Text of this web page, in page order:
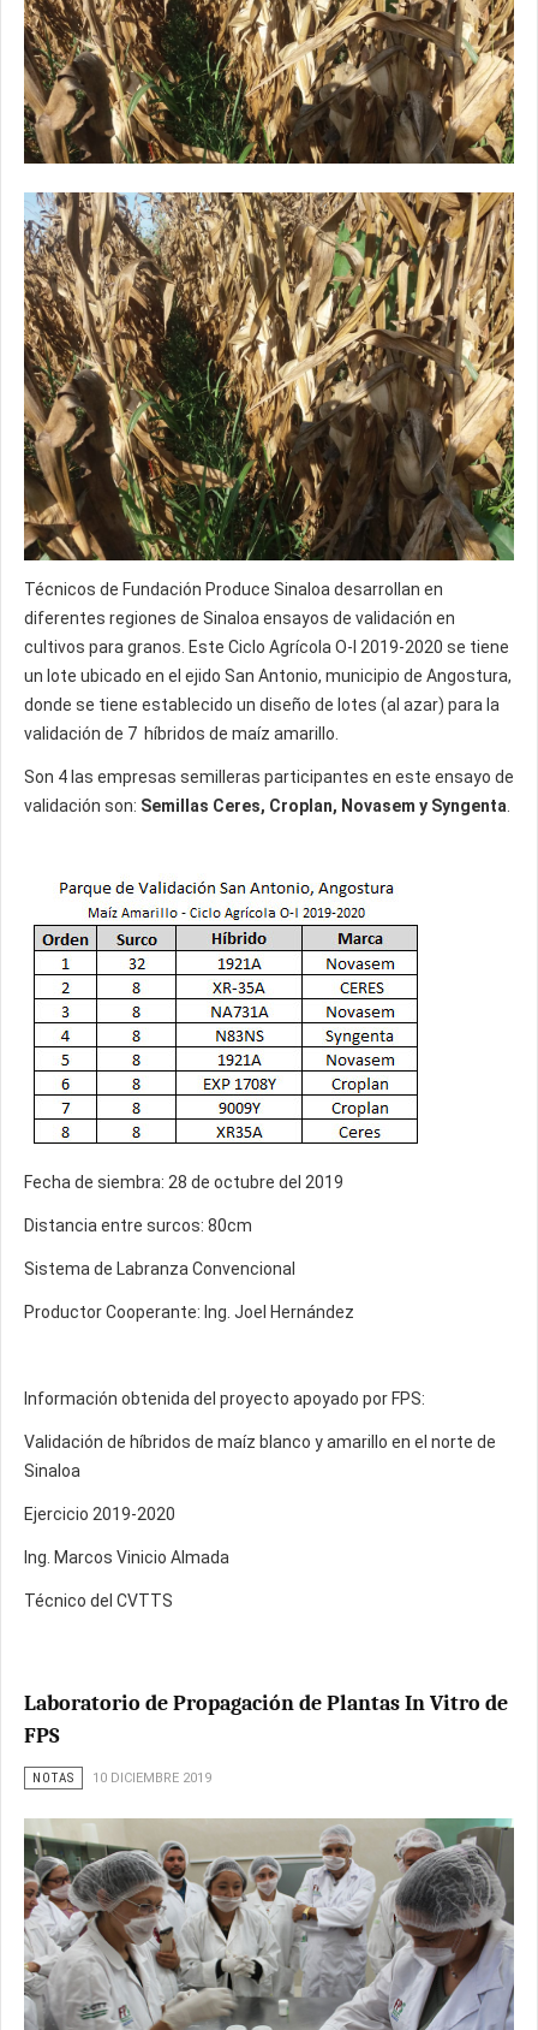
Técnicos de Fundación Produce Sinaloa desarrollan en
diferentes regiones de Sinaloa ensayos de validación en
cultivos para granos. Este Ciclo Agrícola O-I 2019-2020 se tiene
un lote ubicado en el ejido San Antonio, municipio de Angostura,
donde se tiene establecido un diseño de lotes (al azar) para la
validación de 7 híbridos de maíz amarillo.
Son 4 las empresas semilleras participantes en este ensayo de
validación son: Semillas Ceres, Croplan, Novasem y Syngenta.
Fecha de siembra: 28 de octubre del 2019
Distancia entre surcos: 80cm
Sistema de Labranza Convencional
Productor Cooperante: Ing. Joel Hernández
Información obtenida del proyecto apoyado por FPS:
Validación de híbridos de maíz blanco y amarillo en el norte de
Sinaloa
Ejercicio 2019-2020
Ing. Marcos Vinicio Almada
Técnico del CVTTS
Laboratorio de Propagación de Plantas In Vitro de
FPS
NOTAS 10 DICIEMBRE 2019